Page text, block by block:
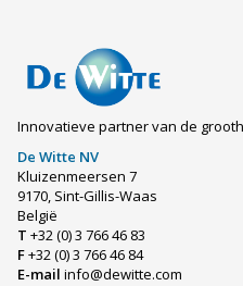
Innovatieve partner van de
De Witte NV
Kluizenmeersen 7
9170, Sint-Gillis-Waas
België
T +32 (0) 3 766 46 83
F+32 (0) 3 766 46 84
E-mail info@dewitte.com